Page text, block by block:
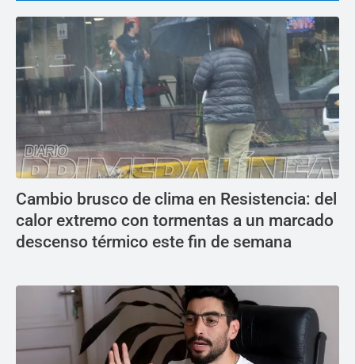
Cambio brusco de clima en Resistencia: del
calor extremo con tormentas a un marcado
descenso térmico este fin de semana